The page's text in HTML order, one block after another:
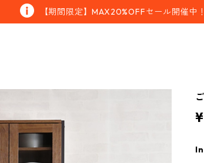
【期間限定】MAX20%OFFセール開催中！